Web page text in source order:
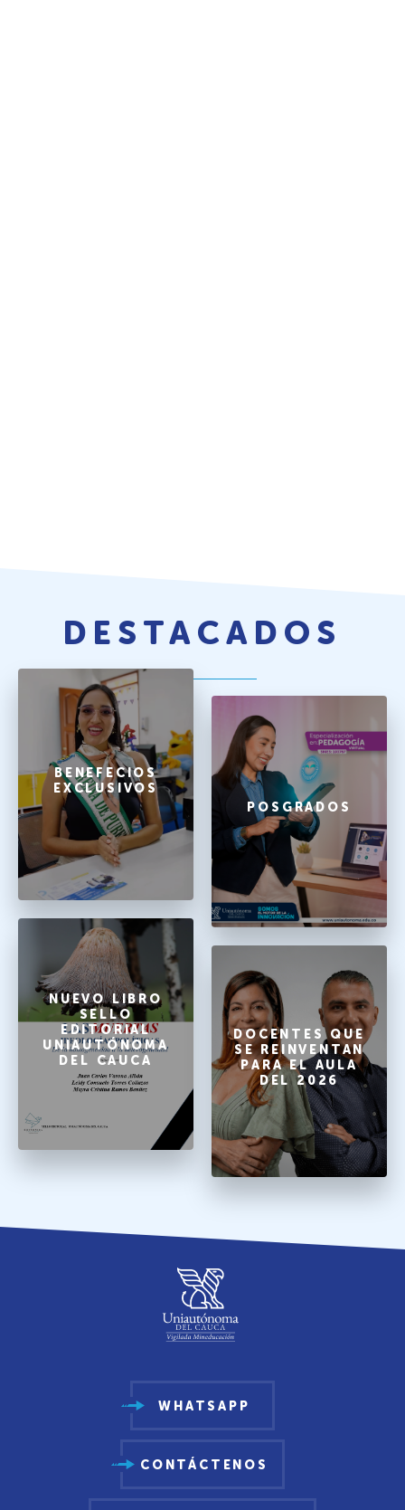
DESTACADOS
BENEFECIOS
EXCLUSIVOS
POSGRADOS
NUEVO LIBRO
SELLO
EDITORIAL
UNIAUTÓNOMA
DEL CAUCA
DOCENTES QUE
SE REINVENTAN
PARA EL AULA
DEL 2026
WHATSAPP
CONTÁCTENOS